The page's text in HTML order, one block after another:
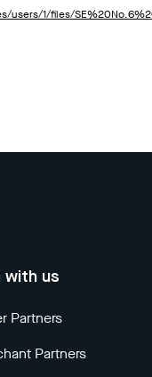
users/1/files/
with us
Partners
Partners